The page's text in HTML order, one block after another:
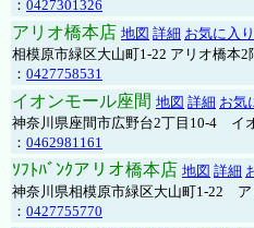
： 0427301326
アリオ橋本店 地図 詳細 お気に入
相模原市緑区大山町1-22 アリオ橋本2
： 0427758531
イオンモール座間 地図 詳細 お気
神奈川県座間市広野台2丁目10-4 イ
： 0462981161
ｿﾌﾄﾊﾞﾝｸアリオ橋本店 地図 詳細
神奈川県相模原市緑区大山町1-22 ア
： 0427755770